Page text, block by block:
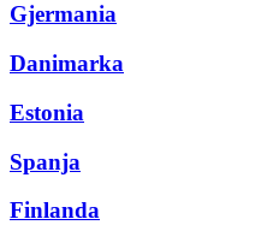
Gjermania
Danimarka
Estonia
Spanja
Finlanda